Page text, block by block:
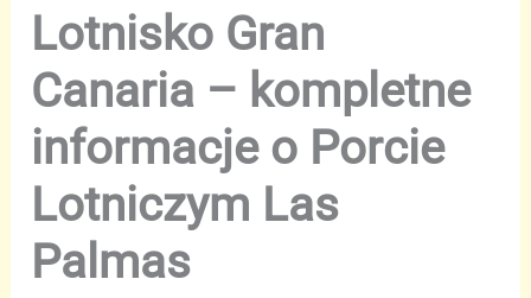
Lotnisko Gran
Canaria – kompletne
informacje o Porcie
Lotniczym Las
Palmas